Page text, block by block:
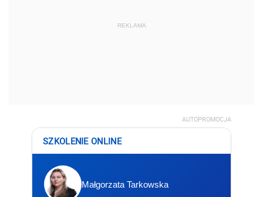
REKLAMA
AUTOPROMOCJA
SZKOLENIE ONLINE
Małgorzata Tarkowska